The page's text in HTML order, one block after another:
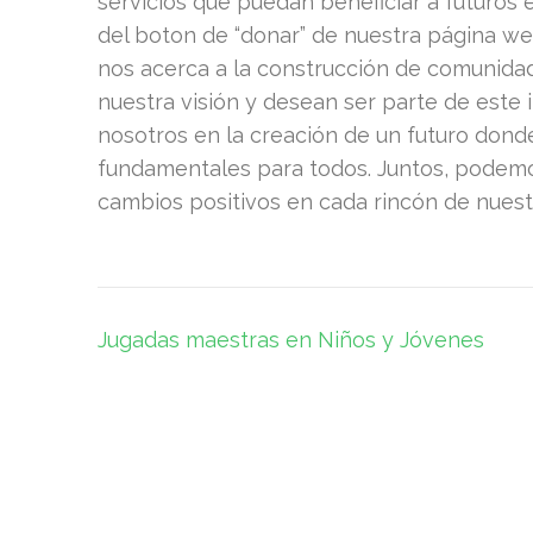
del boton de “donar” de nuestra página
nos acerca a la construcción de
nuestra visión y desean ser parte de este
nosotros en la creación de un futuro
fundamentales para todos. Juntos,
cambios positivos en cada rincón de
Post
Jugadas maestras en Niños y Jóvenes